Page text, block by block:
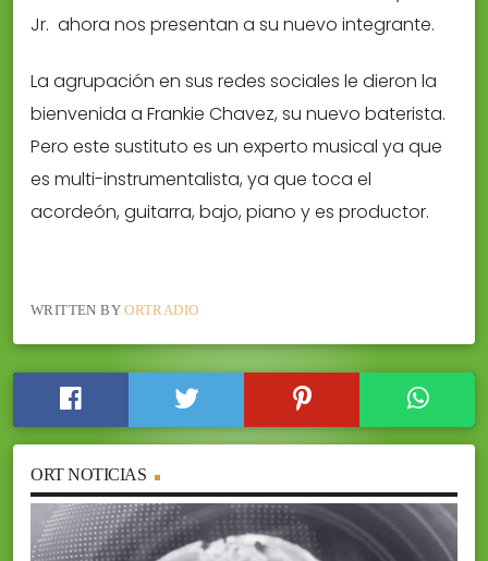
Jr. ahora nos presentan a su nuevo integrante.
La agrupación en sus redes sociales le dieron la
bienvenida a Frankie Chavez, su nuevo baterista.
Pero este sustituto es un experto musical ya que
es multi-instrumentalista, ya que toca el
acordeón, guitarra, bajo, piano y es productor.
WRITTEN BYORTRADIO
ORT NOTICIAS